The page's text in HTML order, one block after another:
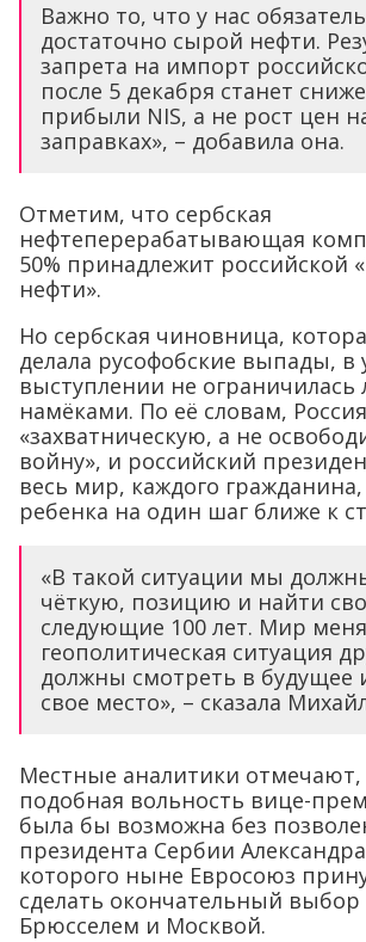
Важно то, что у нас
достаточно сырой нефти.
запрета на импорт
после 5 декабря станет
прибыли NIS, а не рост цен
заправках», – добавила она.
Отметим, что сербская
нефтеперерабатывающая
50% принадлежит российской
нефти».
Но сербская чиновница,
делала русофобские выпады, в
выступлении не ограничилась
намёками. По её словам,
«захватническую, а не
войну», и российский
весь мир, каждого
ребенка на один шаг ближе к
«В такой ситуации мы
чёткую, позицию и найти
следующие 100 лет. Мир
геополитическая ситуация
должны смотреть в будущее
свое место», – сказала
Местные аналитики отмечают,
подобная вольность вице-
была бы возможна без
президента Сербии
которого ныне Евросоюз
сделать окончательный
Брюсселем и Москвой.